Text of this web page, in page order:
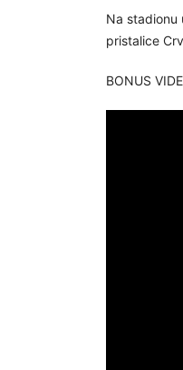
Na stadionu
pristalice
BONUS